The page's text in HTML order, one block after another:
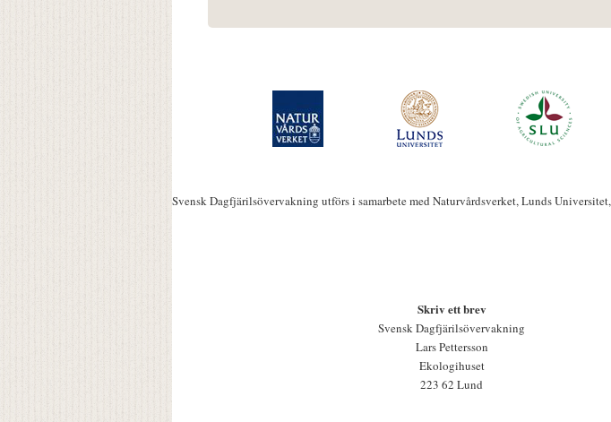
Svensk Dagfjärilsövervakning utförs i samarbete med Naturvårdsverket, Lunds
Skriv ett brev
Svensk Dagfjärilsövervakning
Lars Pettersson
Ekologihuset
223 62 Lund